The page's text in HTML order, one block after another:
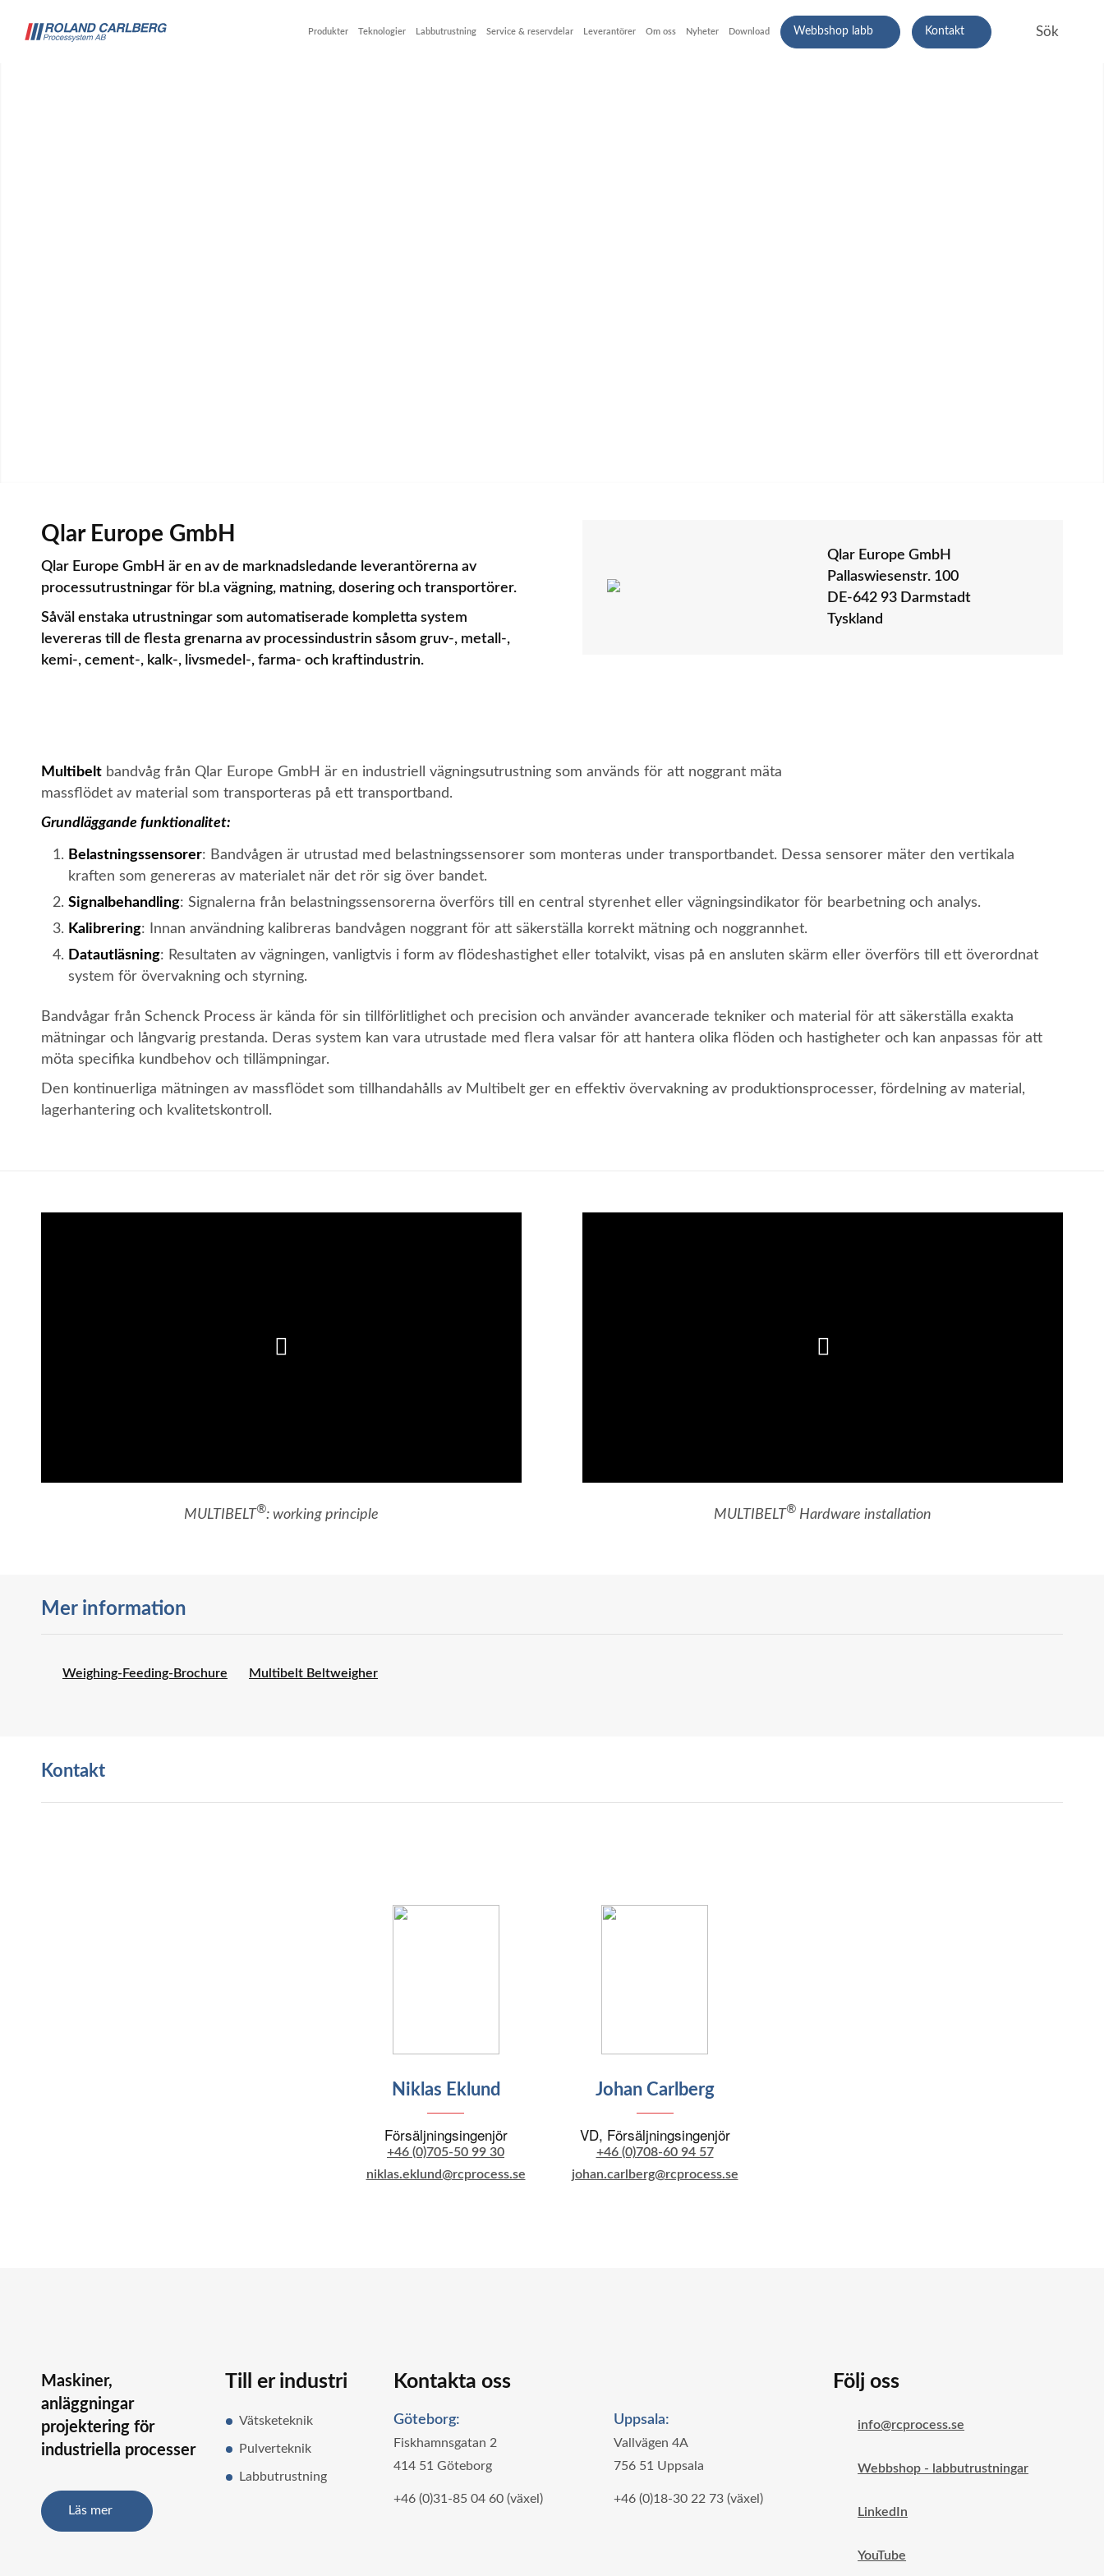
Produkter Teknologier Labbutrustning Service & reservdelar Leverantörer Om oss Nyheter Download Webbshop labb Kontakt
Qlar Europe GmbH
Qlar Europe GmbH är en av de marknadsledande leverantörerna av
processutrustningar för bl.a vägning, matning, dosering och transportörer.
Såväl enstaka utrustningar som automatiserade kompletta system
levereras till de flesta grenarna av processindustrin såsom gruv-, metall-,
kemi-, cement-, kalk-, livsmedel-, farma- och kraftindustrin.
Qlar Europe GmbH
Pallaswiesenstr. 100
DE-642 93 Darmstadt
Tyskland
Multibelt bandvåg från Qlar Europe GmbH är en industriell vägningsutrustning som används för att noggrant mäta
massflödet av material som transporteras på ett transportband.
Grundläggande funktionalitet:
Belastningssensorer: Bandvågen är utrustad med belastningssensorer som monteras under transportbandet. Dessa sensorer mäter den vertikala
kraften som genereras av materialet när det rör sig över bandet.
Signalbehandling: Signalerna från belastningssensorerna överförs till en central styrenhet eller vägningsindikator för bearbetning och analys.
Kalibrering: Innan användning kalibreras bandvågen noggrant för att säkerställa korrekt mätning och noggrannhet.
Datautläsning: Resultaten av vägningen, vanligtvis i form av flödeshastighet eller totalvikt, visas på en ansluten skärm eller överförs till ett överordnat
system för övervakning och styrning.
Bandvågar från Schenck Process är kända för sin tillförlitlighet och precision och använder avancerade tekniker och material för att säkerställa exakta
mätningar och långvarig prestanda. Deras system kan vara utrustade med flera valsar för att hantera olika flöden och hastigheter och kan anpassas för att
möta specifika kundbehov och tillämpningar.
Den kontinuerliga mätningen av massflödet som tillhandahålls av Multibelt ger en effektiv övervakning av produktionsprocesser, fördelning av material,
lagerhantering och kvalitetskontroll.
MULTIBELT®: working principle MULTIBELT® Hardware installation
Mer information
Weighing-Feeding-Brochure Multibelt Beltweigher
Kontakt
Niklas Eklund
Försäljningsingenjör
+46 (0)705-50 99 30
niklas.eklund@rcprocess.se
Johan Carlberg
VD, Försäljningsingenjör
+46 (0)708-60 94 57
johan.carlberg@rcprocess.se
Maskiner,
anläggningar
projektering för
industriella processer
Läs mer
Till er industri
Vätsketeknik
Pulverteknik
Labbutrustning
Kontakta oss
Göteborg:
Fiskhamnsgatan 2
414 51 Göteborg
+46 (0)31-85 04 60 (växel)
Uppsala:
Vallvägen 4A
756 51 Uppsala
+46 (0)18-30 22 73 (växel)
Följ oss
info@rcprocess.se
Webbshop - labbutrustningar
LinkedIn
YouTube